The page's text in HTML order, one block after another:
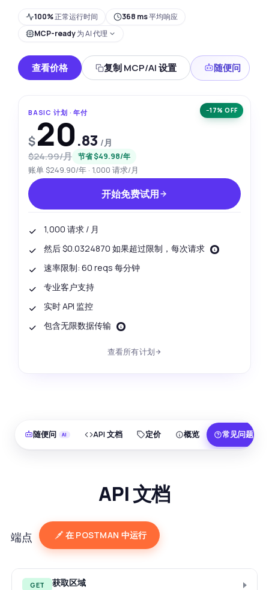
100%正常运行时间 368 ms平均响应
MCP-ready为 AI 代理
查看价格 复制 MCP/AI 设置 随便问
−17% OFF
BASIC 计划 · 年付
$20.83 /月
$24.99/月 节省 $49.98/年
账单 $249.90/年 · 1,000 请求/月
开始免费试用
1,000 请求 / 月
然后 $0.0324870 如果超过限制，每次请求
速率限制: 60 reqs 每分钟
专业客户支持
实时 API 监控
包含无限数据传输
查看所有计划
随便问 API 文档 定价 概览 常见问题
API 文档
端点 在 POSTMAN 中运行
GET 获取区域